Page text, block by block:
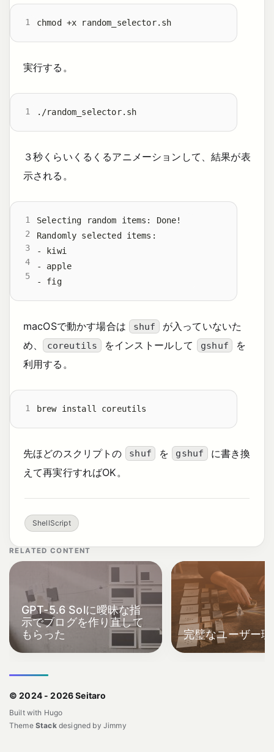
1
実行する。
1
３秒くらいくるくるアニメーションして、結果が表
示される。
3
4
5
- fig
macOSで動かす場合は shuf が入っていないた
め、 coreutils をインストールして gshuf
を
利用する。
先ほどのスクリプトの shuf を gshuf
に書き換
えて再実行すればOK。
ShellScript
RELATED CONTENT
GPT-5.6 Solに曖昧な指
示でブログを作り直して
もらった
完璧なユーザー
© 2024 - 2026 Seitaro
Built with Hugo
Theme Stackdesigned by Jimmy